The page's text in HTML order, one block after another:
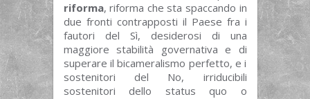
riforma, riforma che sta spaccando in
due fronti contrapposti il Paese fra i
fautori del Sì, desiderosi di una
maggiore stabilità governativa e di
superare il bicameralismo perfetto, e i
sostenitori del No, irriducibili
sostenitori dello status quo o